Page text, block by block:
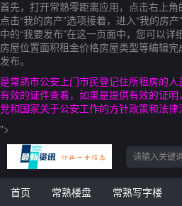
首先，打开常熟零距离应用，点击右上
点击“我的房产”选项接着，进入“我的房
中的“我要发布”在这一页面中，您可以
房屋位置面积租金价格房屋类型等编辑
发布。
是常熟市公安上门市民登记住所租房的
有效的证件查看，如果是提供有效的证
党和国家关于公安工作的方针政策和法律
">
首页 常熟楼盘 常熟写字楼